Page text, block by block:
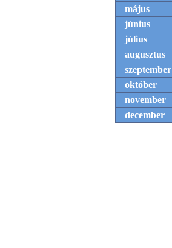
május
június
július
augusztus
szeptember
október
november
december